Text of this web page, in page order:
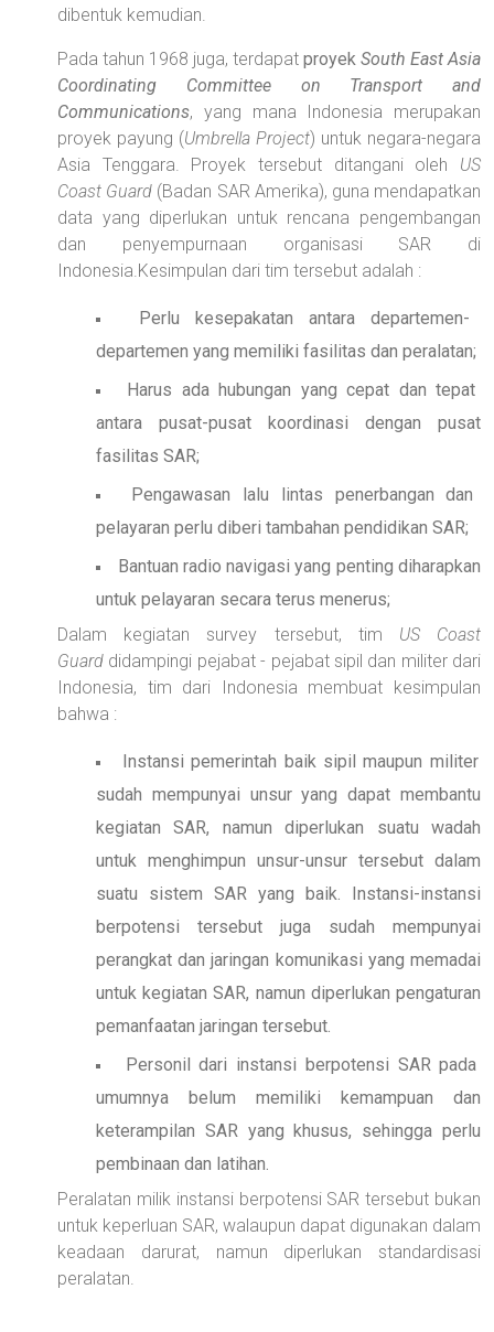
dibentuk kemudian.
Pada tahun 1968 juga, terdapat proyek South East Asia
Coordinating Committee on Transport and
Communications, yang mana Indonesia merupakan
proyek payung (Umbrella Project) untuk negara-negara
Asia Tenggara. Proyek tersebut ditangani oleh US
Coast Guard (Badan SAR Amerika), guna mendapatkan
data yang diperlukan untuk rencana pengembangan
dan penyempurnaan organisasi SAR di
Indonesia.Kesimpulan dari tim tersebut adalah :
Perlu kesepakatan antara departemen-
departemen yang memiliki fasilitas dan peralatan;
Harus ada hubungan yang cepat dan tepat
antara pusat-pusat koordinasi dengan pusat
fasilitas SAR;
Pengawasan lalu lintas penerbangan dan
pelayaran perlu diberi tambahan pendidikan SAR;
Bantuan radio navigasi yang penting diharapkan
untuk pelayaran secara terus menerus;
Dalam kegiatan survey tersebut, tim US Coast
Guard didampingi pejabat - pejabat sipil dan militer dari
Indonesia, tim dari Indonesia membuat kesimpulan
bahwa :
Instansi pemerintah baik sipil maupun militer
sudah mempunyai unsur yang dapat membantu
kegiatan SAR, namun diperlukan suatu wadah
untuk menghimpun unsur-unsur tersebut dalam
suatu sistem SAR yang baik. Instansi-instansi
berpotensi tersebut juga sudah mempunyai
perangkat dan jaringan komunikasi yang memadai
untuk kegiatan SAR, namun diperlukan pengaturan
pemanfaatan jaringan tersebut.
Personil dari instansi berpotensi SAR pada
umumnya belum memiliki kemampuan dan
keterampilan SAR yang khusus, sehingga perlu
pembinaan dan latihan.
Peralatan milik instansi berpotensi SAR tersebut bukan
untuk keperluan SAR, walaupun dapat digunakan dalam
keadaan darurat, namun diperlukan standardisasi
peralatan.